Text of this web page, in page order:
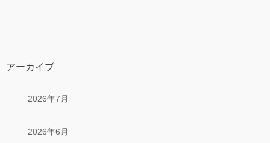
アーカイブ
2026年7月
2026年6月